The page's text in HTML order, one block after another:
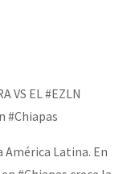
libertad de Jesús
VS EL #EZLN
#Chiapas
América Latina. En